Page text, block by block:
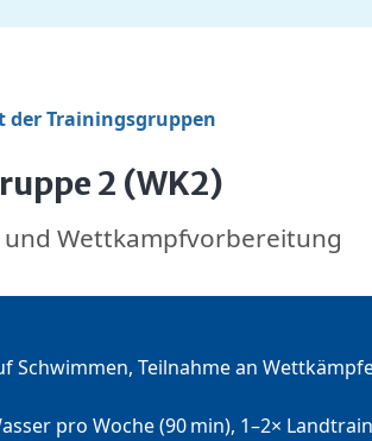
der Trainingsgruppen
2 (WK2)
und Wettkampfvorbereitung
Schwimmen, Teilnahme an
pro Woche (90 min), 1–2×